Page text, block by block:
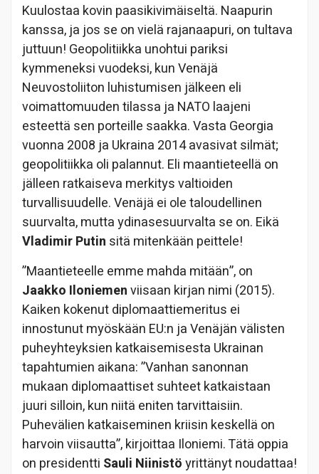
Kuulostaa kovin paasikivimäiseltä. Naapurin
kanssa, ja jos se on vielä rajanaapuri, on tultava
juttuun! Geopolitiikka unohtui pariksi
kymmeneksi vuodeksi, kun Venäjä
Neuvostoliiton luhistumisen jälkeen eli
voimattomuuden tilassa ja NATO laajeni
esteettä sen porteille saakka. Vasta Georgia
vuonna 2008 ja Ukraina 2014 avasivat silmät;
geopolitiikka oli palannut. Eli maantieteellä on
jälleen ratkaiseva merkitys valtioiden
turvallisuudelle. Venäjä ei ole taloudellinen
suurvalta, mutta ydinasesuurvalta se on. Eikä
Vladimir Putin sitä mitenkään peittele!
”Maantieteelle emme mahda mitään”, on
Jaakko Iloniemenviisaan kirjan nimi (2015).
Kaiken kokenut diplomaattiemeritus ei
innostunut myöskään EU:n ja Venäjän välisten
puheyhteyksien katkaisemisesta Ukrainan
tapahtumien aikana: ”Vanhan sanonnan
mukaan diplomaattiset suhteet katkaistaan
juuri silloin, kun niitä eniten tarvittaisiin.
Puhevälien katkaiseminen kriisin keskellä on
harvoin viisautta”, kirjoittaa Iloniemi. Tätä oppia
on presidentti Sauli Niinistöyrittänyt noudattaa!